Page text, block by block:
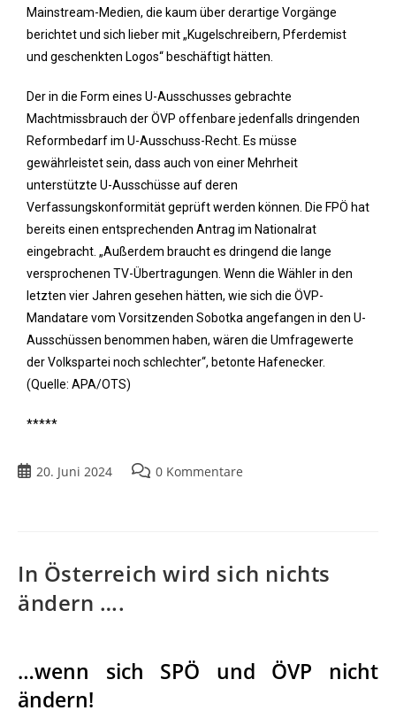
Mainstream-Medien, die kaum über derartige Vorgänge
berichtet und sich lieber mit „Kugelschreibern, Pferdemist
und geschenkten Logos“ beschäftigt hätten.
Der in die Form eines U-Ausschusses gebrachte
Machtmissbrauch der ÖVP offenbare jedenfalls dringenden
Reformbedarf im U-Ausschuss-Recht. Es müsse
gewährleistet sein, dass auch von einer Mehrheit
unterstützte U-Ausschüsse auf deren
Verfassungskonformität geprüft werden können. Die FPÖ hat
bereits einen entsprechenden Antrag im Nationalrat
eingebracht. „Außerdem braucht es dringend die lange
versprochenen TV-Übertragungen. Wenn die Wähler in den
letzten vier Jahren gesehen hätten, wie sich die ÖVP-
Mandatare vom Vorsitzenden Sobotka angefangen in den U-
Ausschüssen benommen haben, wären die Umfragewerte
der Volkspartei noch schlechter“, betonte Hafenecker.
(Quelle: APA/OTS)
*****
20. Juni 2024 0 Kommentare
In Österreich wird sich nichts
ändern ….
…wenn sich SPÖ und ÖVP nicht
ändern!